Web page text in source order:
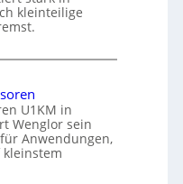
kleinteilige
U1KM in
Wenglor sein
Anwendungen,